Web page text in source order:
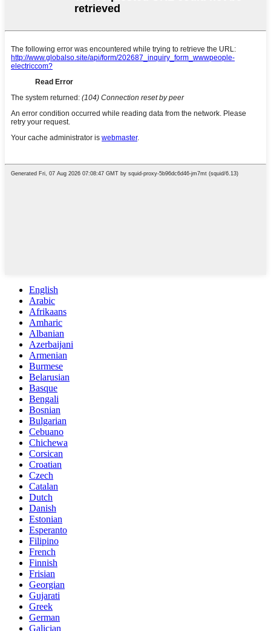
English
Arabic
Afrikaans
Amharic
Albanian
Azerbaijani
Armenian
Burmese
Belarusian
Basque
Bengali
Bosnian
Bulgarian
Cebuano
Chichewa
Corsican
Croatian
Czech
Catalan
Dutch
Danish
Estonian
Esperanto
Filipino
French
Finnish
Frisian
Georgian
Gujarati
Greek
German
Galician